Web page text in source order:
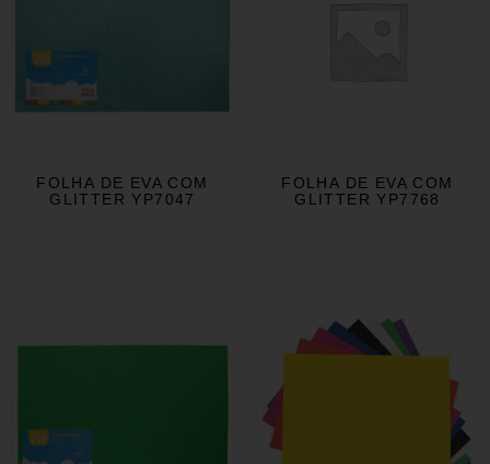
FOLHA DE EVA COM
GLITTER YP7047
FOLHA DE EVA COM
GLITTER YP7768